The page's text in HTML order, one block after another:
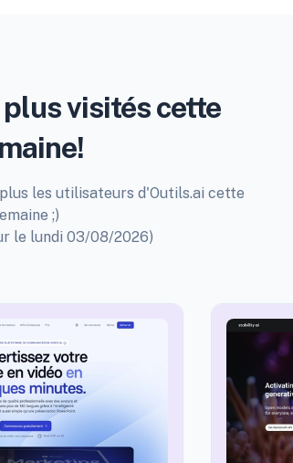
visités cette
les utilisateurs d'Outils.ai cette
;)
le lundi 03/08/2026)